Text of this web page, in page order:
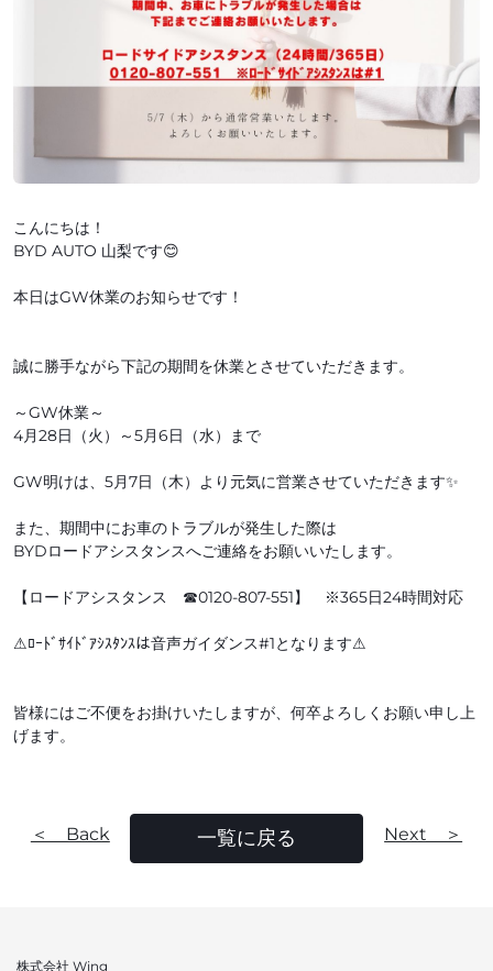
こんにちは！
BYD AUTO 山梨です😊
本日はGW休業のお知らせです！
誠に勝手ながら下記の期間を休業とさせていただきます。
～GW休業～
4月28日（火）～5月6日（水）まで
GW明けは、5月7日（木）より元気に営業させていただきます✨
また、期間中にお車のトラブルが発生した際は
BYDロードアシスタンスへご連絡をお願いいたします。
【ロードアシスタンス ☎0120-807-551】 ※365日24時間対応
⚠ﾛｰﾄﾞｻｲﾄﾞｱｼｽﾀﾝｽは音声ガイダンス#1となります⚠
皆様にはご不便をお掛けいたしますが、何卒よろしくお願い申し上
げます。
＜ Back 一覧に戻る Next ＞
株式会社 Wing